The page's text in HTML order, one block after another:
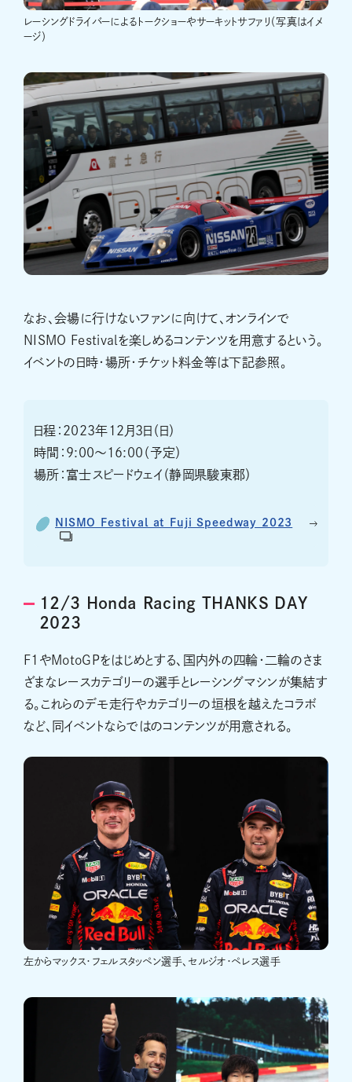
レーシングドライバーによるトークショーやサーキットサファリ（写真はイメ
ージ）
なお、会場に行けないファンに向けて、オンラインで
NISMO Festivalを楽しめるコンテンツを用意するという。
イベントの日時・場所・チケット料金等は下記参照。
日程：2023年12月3日（日）
時間：9:00～16:00（予定）
場所：富士スピードウェイ（静岡県駿東郡）
NISMO Festival at Fuji Speedway 2023
12/3 Honda Racing THANKS DAY
2023
F1やMotoGPをはじめとする、国内外の四輪・二輪のさま
ざまなレースカテゴリーの選手とレーシングマシンが集結す
る。これらのデモ走行やカテゴリーの垣根を越えたコラボ
など、同イベントならではのコンテンツが用意される。
左からマックス・フェルスタッペン選手、セルジオ・ペレス選手